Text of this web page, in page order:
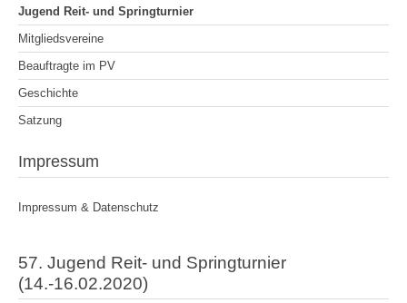
Jugend Reit- und Springturnier
Mitgliedsvereine
Beauftragte im PV
Geschichte
Satzung
Impressum
Impressum & Datenschutz
57. Jugend Reit- und Springturnier
(14.-16.02.2020)